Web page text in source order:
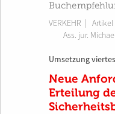
VERKEHR | Artikel
Ass. jur.
Umsetzung
Neue
Erteilung